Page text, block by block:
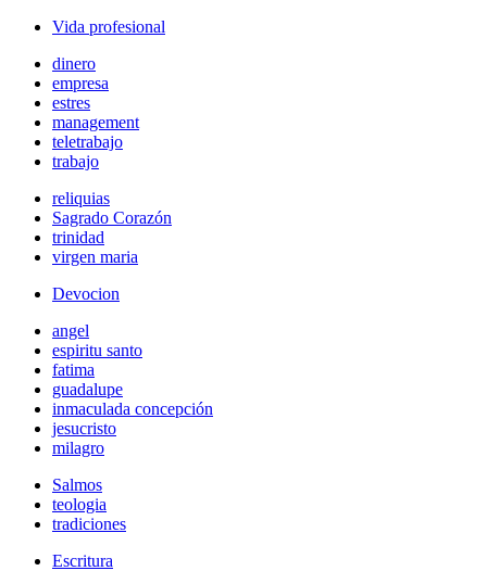
Vida profesional
dinero
empresa
estres
management
teletrabajo
trabajo
reliquias
Sagrado Corazón
trinidad
virgen maria
Devocion
angel
espiritu santo
fatima
guadalupe
inmaculada concepción
jesucristo
milagro
Salmos
teologia
tradiciones
Escritura